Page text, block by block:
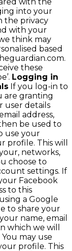
into your
the privacy
with your
think may
based
these
Logging in
If you log-in to
are granting
user details
address,
be used to
use your
profile. This will
networks,
choose to
settings. If
Facebook
to this
a Google
to share your
name, email
which we will
may use
profile. This